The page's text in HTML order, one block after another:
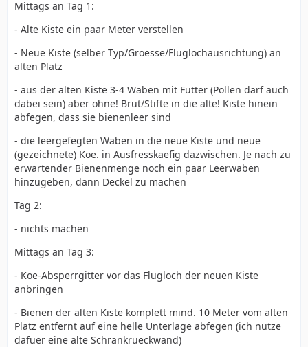
Mittags an Tag 1:
- Alte Kiste ein paar Meter verstellen
- Neue Kiste (selber Typ/Groesse/Fluglochausrichtung) an
alten Platz
- aus der alten Kiste 3-4 Waben mit Futter (Pollen darf auch
dabei sein) aber ohne! Brut/Stifte in die alte! Kiste hinein
abfegen, dass sie bienenleer sind
- die leergefegten Waben in die neue Kiste und neue
(gezeichnete) Koe. in Ausfresskaefig dazwischen. Je nach zu
erwartender Bienenmenge noch ein paar Leerwaben
hinzugeben, dann Deckel zu machen
Tag 2:
- nichts machen
Mittags an Tag 3:
- Koe-Absperrgitter vor das Flugloch der neuen Kiste
anbringen
- Bienen der alten Kiste komplett mind. 10 Meter vom alten
Platz entfernt auf eine helle Unterlage abfegen (ich nutze
dafuer eine alte Schrankrueckwand)